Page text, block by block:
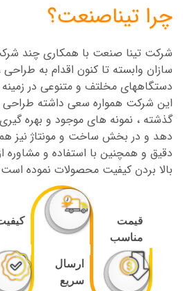
چرا تیناصنعت؟
شرکت تینا صنعت با همکاری چند
سازان وابسته تا کنون اقدام به
دستگاههای مخلتف و متنوعی در
این شرکت همواره سعی داشته طراحی
گذشته ، نمونه های موجود و بهره
دهد و در بخش ساخت و مونتاژ نیز
دقیق و همچنین با استفاده و
بالا بردن کیفیت محصولات نموده
قیمت
مناسب
ارسال
سریع